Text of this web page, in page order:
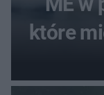
które